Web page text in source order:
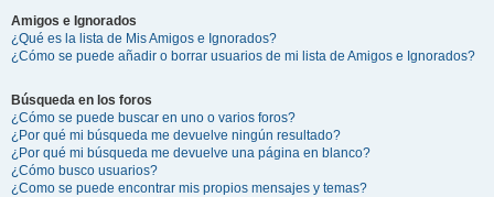
Amigos e Ignorados
¿Qué es la lista de Mis Amigos e Ignorados?
¿Cómo se puede añadir o borrar usuarios de mi lista de Amigos e Ignorados?
Búsqueda en los foros
¿Cómo se puede buscar en uno o varios foros?
¿Por qué mi búsqueda me devuelve ningún resultado?
¿Por qué mi búsqueda me devuelve una página en blanco?
¿Cómo busco usuarios?
¿Como se puede encontrar mis propios mensajes y temas?